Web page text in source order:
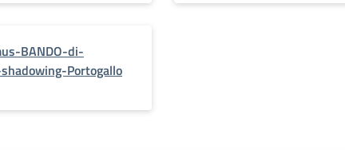
BANDO-di-
Portogallo